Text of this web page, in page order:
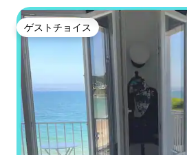
ゲストチョイス
ゲストチョイス